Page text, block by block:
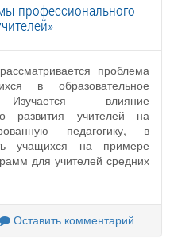
профессионального
проблема
в образовательное
Изучается влияние
развития учителей на
педагогику, в
учащихся на примере
для учителей средних
Оставить комментарий